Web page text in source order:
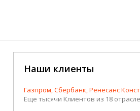
Наши клиенты
Газпром, Сбербанк, Ренесанс
Еще тысячи Клиентов из 18